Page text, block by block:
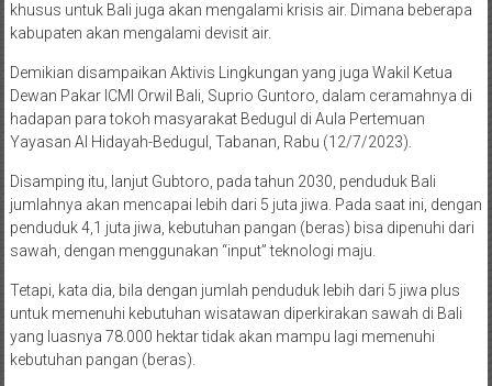
khusus untuk Bali juga akan mengalami krisis air. Dimana beberapa
kabupaten akan mengalami devisit air.
Demikian disampaikan Aktivis Lingkungan yang juga Wakil Ketua
Dewan Pakar ICMI Orwil Bali, Suprio Guntoro, dalam ceramahnya di
hadapan para tokoh masyarakat Bedugul di Aula Pertemuan
Yayasan Al Hidayah-Bedugul, Tabanan, Rabu (12/7/2023).
Disamping itu, lanjut Gubtoro, pada tahun 2030, penduduk Bali
jumlahnya akan mencapai lebih dari 5 juta jiwa. Pada saat ini, dengan
penduduk 4,1 juta jiwa, kebutuhan pangan (beras) bisa dipenuhi dari
sawah, dengan menggunakan “input” teknologi maju.
Tetapi, kata dia, bila dengan jumlah penduduk lebih dari 5 jiwa plus
untuk memenuhi kebutuhan wisatawan diperkirakan sawah di Bali
yang luasnya 78.000 hektar tidak akan mampu lagi memenuhi
kebutuhan pangan (beras).